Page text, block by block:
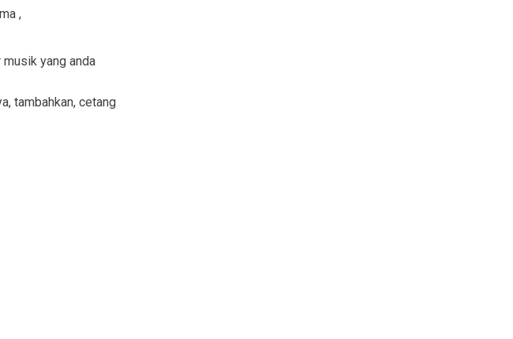
,
yang anda
tambahkan, cetang